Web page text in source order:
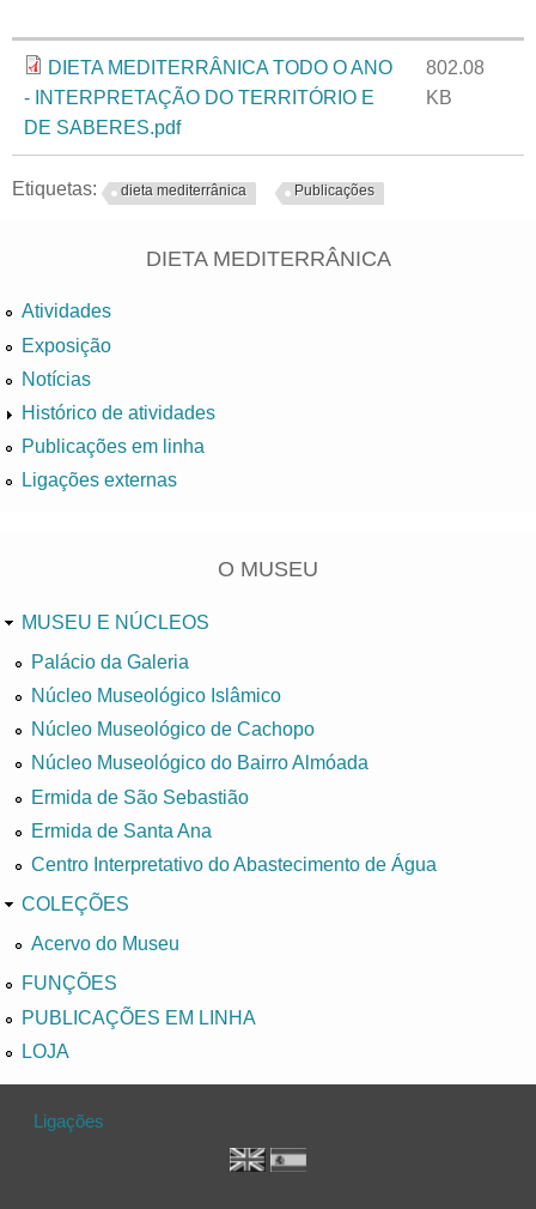
DIETA MEDITERRÂNICA TODO O ANO
- INTERPRETAÇÃO DO TERRITÓRIO E
DE SABERES.pdf
802.08
KB
Etiquetas: dieta mediterrânica Publicações
DIETA MEDITERRÂNICA
Atividades
Exposição
Notícias
Histórico de atividades
Publicações em linha
Ligações externas
O MUSEU
MUSEU E NÚCLEOS
Palácio da Galeria
Núcleo Museológico Islâmico
Núcleo Museológico de Cachopo
Núcleo Museológico do Bairro Almóada
Ermida de São Sebastião
Ermida de Santa Ana
Centro Interpretativo do Abastecimento de Água
COLEÇÕES
Acervo do Museu
FUNÇÕES
PUBLICAÇÕES EM LINHA
LOJA
Ligações